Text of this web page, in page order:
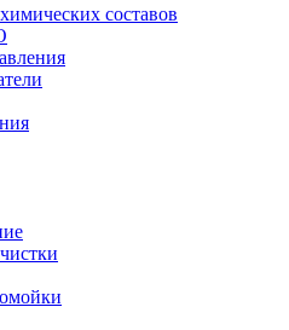
составов